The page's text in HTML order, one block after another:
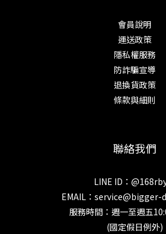
會員說明
運送政策
隱私權服務
防詐騙宣導
退換貨政策
條款與細則
聯絡我們
LINE ID：
EMAIL： service@bigger-
服務時間：週一至週五
(國定假日例外)